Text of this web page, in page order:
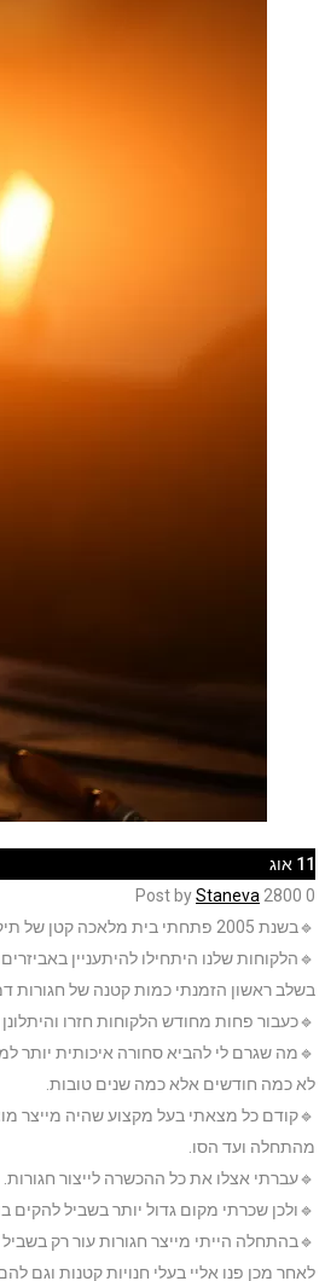
11 אוג
0
2800
Post byStaneva
🔹בשנת 2005 פתחתי בית מלאכה קטן של תיקון בגדי נשים וגברים במרכז ירושלים ליד השוק האגדי מחנה יהודה.
🔹הלקוחות שלנו היתחילו להיתעניין
בשלב ראשון הזמנתי כמות קטנה של חגורות
🔹כעבור פחות מחודש הלקוחות חזרו
🔹מה שגרם לי להביא סחורה איכותית יותר
לא כמה חודשים אלא כמה שנים טובות.
🔹קודם כל מצאתי בעל מקצוע שהיה מייצר
מהתחלה ועד הסו.
🔹עברתי אצלו את כל ההכשרה לייצור חגורות.
🔹ולכן שכרתי מקום גדול יותר בשביל להקים
🔹בהתחלה הייתי מייצר חגורות עור רק
לאחר מכן פנו אליי בעלי חנויות קטנות וגם